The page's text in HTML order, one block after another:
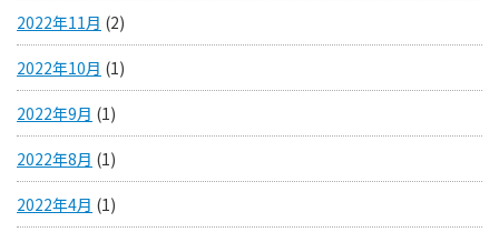
2022年11月 (2)
2022年10月 (1)
2022年9月 (1)
2022年8月 (1)
2022年4月 (1)